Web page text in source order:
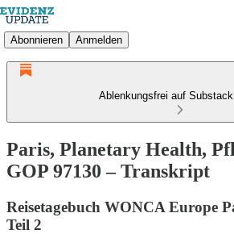
Abonnieren Anmelden
Ablenkungsfrei auf
Paris, Planetary Health,
GOP 97130 – Transkript
Reisetagebuch WONCA Europe
Teil 2